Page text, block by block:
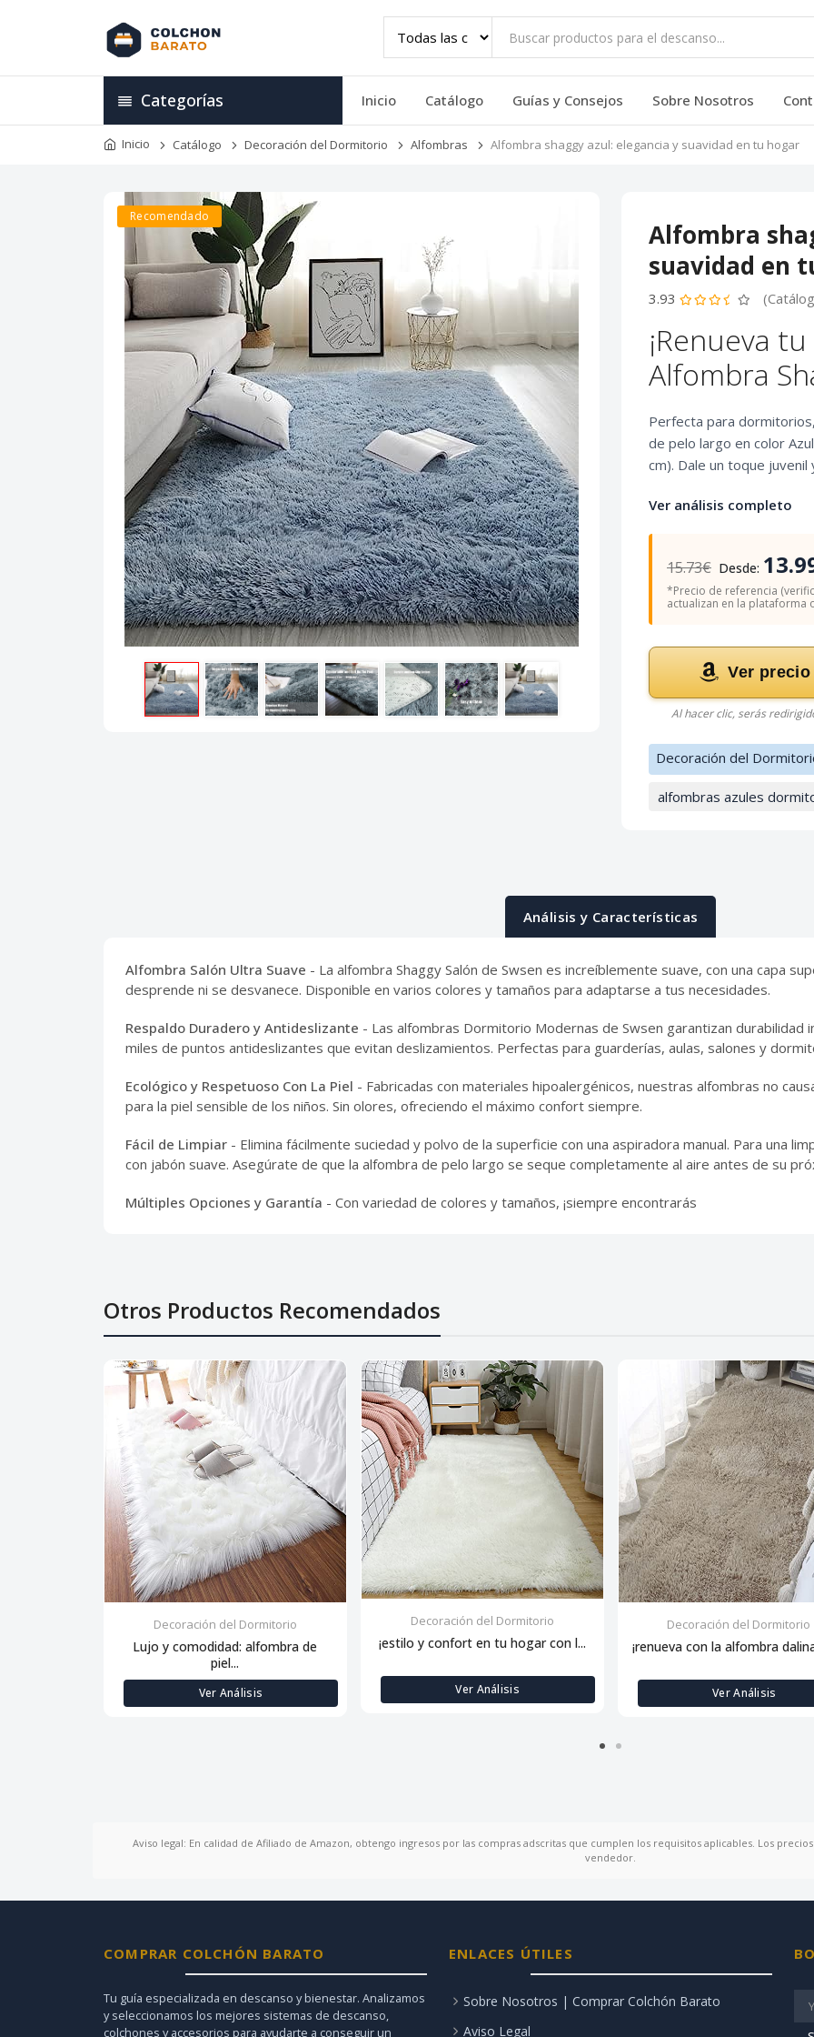
Categorías Inicio Catálogo Guías y Consejos Sobre Nosotros
Inicio Catálogo Decoración del Dormitorio Alfombras Alfombra shaggy azul: elegancia y suavidad en tu hogar
Recomendado
Alfombra
suavidad en
3.93
¡Renueva
Alfombra
Perfecta para
de pelo largo en color
cm). Dale un toque
Ver análisis completo
15.73€ Desde:
*Precio de referencia
actualizan en la plataforma
Ver
Al hacer clic, serás
Decoración del
alfombras azules
Análisis y Características
Alfombra Salón Ultra Suave - La alfombra Shaggy Salón de Swsen es increíblemente suave, con una capa
desprende ni se desvanece. Disponible en varios colores y tamaños para adaptarse a tus necesidades.
Respaldo Duradero y Antideslizante - Las alfombras Dormitorio Modernas de Swsen garantizan durabilidad
miles de puntos antideslizantes que evitan deslizamientos. Perfectas para guarderías, aulas, salones y
Ecológico y Respetuoso Con La Piel - Fabricadas con materiales hipoalergénicos, nuestras alfombras no
para la piel sensible de los niños. Sin olores, ofreciendo el máximo confort siempre.
Fácil de Limpiar - Elimina fácilmente suciedad y polvo de la superficie con una aspiradora manual. Para una
con jabón suave. Asegúrate de que la alfombra de pelo largo se seque completamente al aire antes de su
Múltiples Opciones y Garantía - Con variedad de colores y tamaños, ¡siempre encontrarás
Otros Productos Recomendados
Decoración del Dormitorio
Lujo y comodidad: alfombra de
piel...
Ver Análisis
Decoración del Dormitorio
¡estilo y confort en tu hogar con l...
Ver Análisis
Decoración del Dormitorio
¡renueva con la alfombra
Ver Análisis
Aviso legal: En calidad de Afiliado de Amazon, obtengo ingresos por las compras adscritas que cumplen los requisitos aplicables. Los
vendedor.
COMPRAR COLCHÓN BARATO
Tu guía especializada en descanso y bienestar. Analizamos
y seleccionamos los mejores sistemas de descanso,
colchones y accesorios para ayudarte a conseguir un
ENLACES ÚTILES
Sobre Nosotros | Comprar Colchón Barato
Aviso Legal